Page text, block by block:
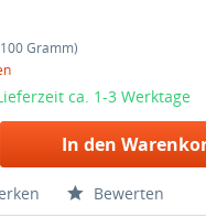
Gramm)
ca. 1-3 Werktage
In den
Bewerten